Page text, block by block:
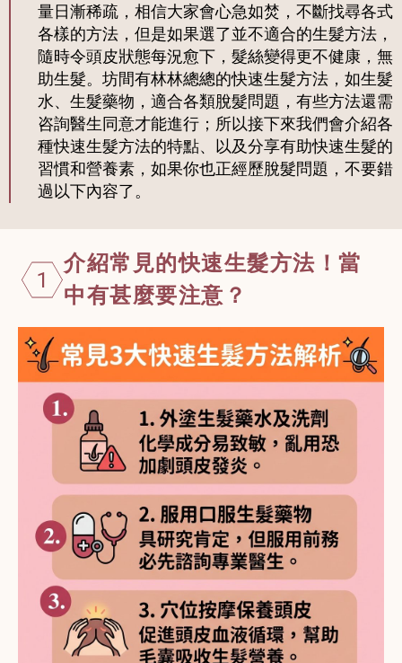
量日漸稀疏，相信大家會心急如焚，不斷找尋各式
各樣的方法，但是如果選了並不適合的生髮方法，
隨時令頭皮狀態每況愈下，髮絲變得更不健康，無
助生髮。坊間有林林總總的快速生髮方法，如生髮
水、生髮藥物，適合各類脫髮問題，有些方法還需
咨詢醫生同意才能進行；所以接下來我們會介紹各
種快速生髮方法的特點、以及分享有助快速生髮的
習慣和營養素，如果你也正經歷脫髮問題，不要錯
過以下內容了。
1
介紹常見的快速生髮方法！當
中有甚麼要注意？